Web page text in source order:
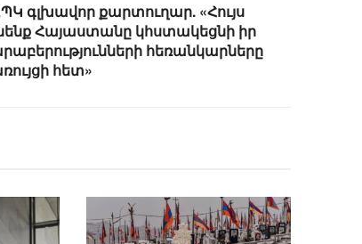
գլխավոր քարտուղար. «Հույս
Հայաստանը կհստակեցնի իր
հեռանկարները
հետ»